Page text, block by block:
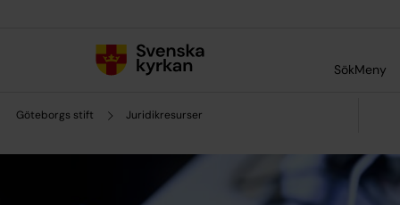
SökMeny
Göteborgs stift Juridikresurser